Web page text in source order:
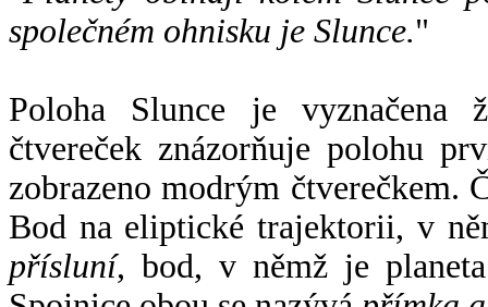
společném ohnisku je Slunce."
Poloha Slunce je vyznačena
čtvereček znázorňuje polohu
zobrazeno modrým čtverečkem.
Bod na eliptické trajektorii, v
přísluní, bod, v němž je